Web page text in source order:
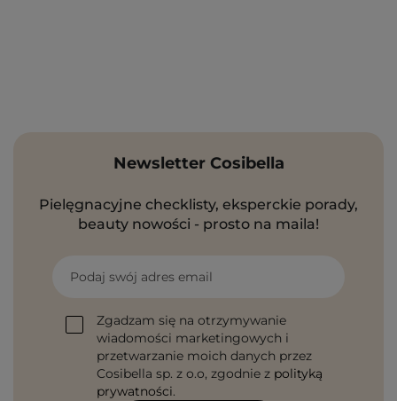
Newsletter Cosibella
Pielęgnacyjne checklisty, eksperckie porady,
beauty nowości - prosto na maila!
Podaj swój adres email
Zgadzam się na otrzymywanie
wiadomości marketingowych i
przetwarzanie moich danych przez
Cosibella sp. z o.o, zgodnie z polityką
prywatności.